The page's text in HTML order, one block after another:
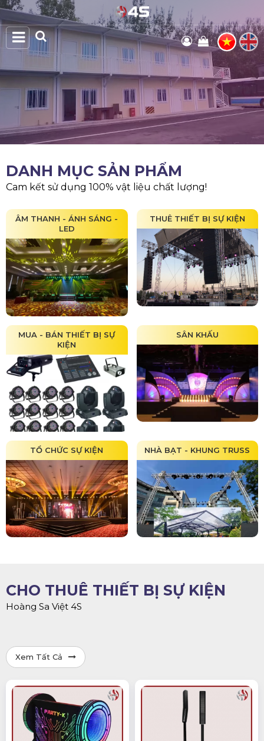
DANH MỤC SẢN PHẨM
Cam kết sử dụng 100% vật liệu chất lượng!
ÂM THANH - ÁNH SÁNG -
LED
THUÊ THIẾT BỊ SỰ KIỆN
MUA - BÁN THIẾT BỊ SỰ
KIỆN
SÂN KHẤU
TỔ CHỨC SỰ KIỆN NHÀ BẠT - KHUNG TRUSS
CHO THUÊ THIẾT BỊ SỰ KIỆN
Hoàng Sa Việt 4S
Xem Tất Cả